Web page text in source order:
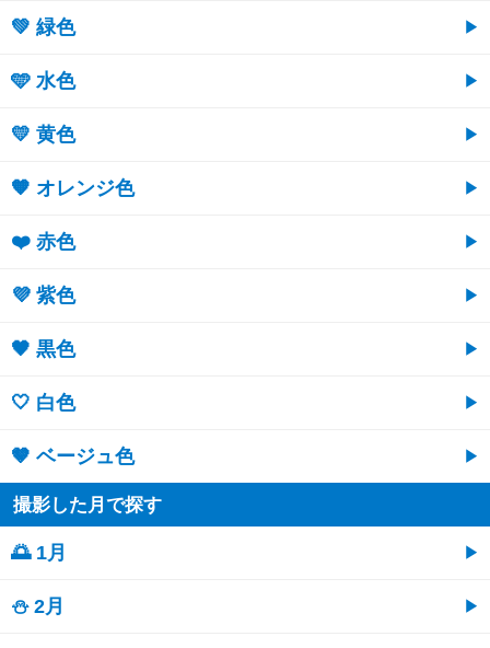
💚 緑色
🩵 水色
💛 黄色
🧡 オレンジ色
❤️ 赤色
💜 紫色
🖤 黒色
🤍 白色
🤎 ベージュ色
撮影した月で探す
🌅 1月
⛄ 2月